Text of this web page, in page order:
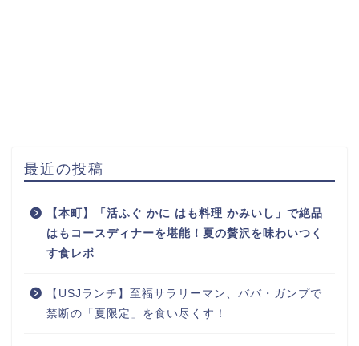
最近の投稿
【本町】「活ふぐ かに はも料理 かみいし」で絶品
はもコースディナーを堪能！夏の贅沢を味わいつく
す食レポ
【USJランチ】至福サラリーマン、ババ・ガンプで
禁断の「夏限定」を食い尽くす！